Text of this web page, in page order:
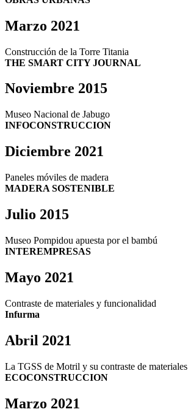
Marzo 2021
Construcción de la Torre Titania
THE SMART CITY JOURNAL
Noviembre 2015
Museo Nacional de Jabugo
INFOCONSTRUCCION
Diciembre 2021
Paneles móviles de madera
MADERA SOSTENIBLE
Julio 2015
Museo Pompidou apuesta por el bambú
INTEREMPRESAS
Mayo 2021
Contraste de materiales y funcionalidad
Infurma
Abril 2021
La TGSS de Motril y su contraste de materiales
ECOCONSTRUCCION
Marzo 2021